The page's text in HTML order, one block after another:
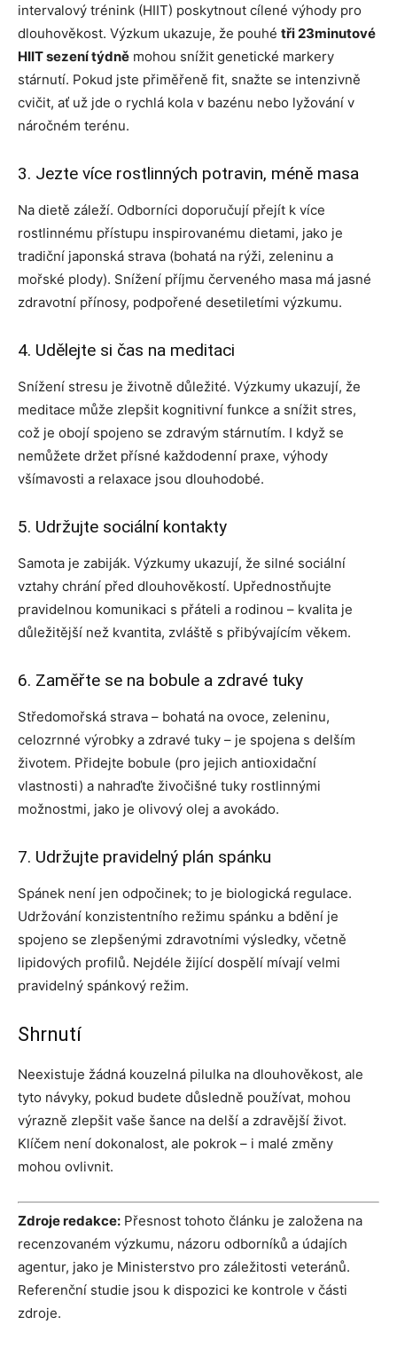
intervalový trénink (HIIT) poskytnout cílené výhody pro
dlouhověkost. Výzkum ukazuje, že pouhé tři 23minutové
HIIT sezení týdně mohou snížit genetické markery
stárnutí. Pokud jste přiměřeně fit, snažte se intenzivně
cvičit, ať už jde o rychlá kola v bazénu nebo lyžování v
náročném terénu.
3. Jezte více rostlinných potravin, méně masa
Na dietě záleží. Odborníci doporučují přejít k více
rostlinnému přístupu inspirovanému dietami, jako je
tradiční japonská strava (bohatá na rýži, zeleninu a
mořské plody). Snížení příjmu červeného masa má jasné
zdravotní přínosy, podpořené desetiletími výzkumu.
4. Udělejte si čas na meditaci
Snížení stresu je životně důležité. Výzkumy ukazují, že
meditace může zlepšit kognitivní funkce a snížit stres,
což je obojí spojeno se zdravým stárnutím. I když se
nemůžete držet přísné každodenní praxe, výhody
všímavosti a relaxace jsou dlouhodobé.
5. Udržujte sociální kontakty
Samota je zabiják. Výzkumy ukazují, že silné sociální
vztahy chrání před dlouhověkostí. Upřednostňujte
pravidelnou komunikaci s přáteli a rodinou – kvalita je
důležitější než kvantita, zvláště s přibývajícím věkem.
6. Zaměřte se na bobule a zdravé tuky
Středomořská strava – bohatá na ovoce, zeleninu,
celozrnné výrobky a zdravé tuky – je spojena s delším
životem. Přidejte bobule (pro jejich antioxidační
vlastnosti) a nahraďte živočišné tuky rostlinnými
možnostmi, jako je olivový olej a avokádo.
7. Udržujte pravidelný plán spánku
Spánek není jen odpočinek; to je biologická regulace.
Udržování konzistentního režimu spánku a bdění je
spojeno se zlepšenými zdravotními výsledky, včetně
lipidových profilů. Nejdéle žijící dospělí mívají velmi
pravidelný spánkový režim.
Shrnutí
Neexistuje žádná kouzelná pilulka na dlouhověkost, ale
tyto návyky, pokud budete důsledně používat, mohou
výrazně zlepšit vaše šance na delší a zdravější život.
Klíčem není dokonalost, ale pokrok – i malé změny
mohou ovlivnit.
Zdroje redakce: Přesnost tohoto článku je založena na
recenzovaném výzkumu, názoru odborníků a údajích
agentur, jako je Ministerstvo pro záležitosti veteránů.
Referenční studie jsou k dispozici ke kontrole v části
zdroje.